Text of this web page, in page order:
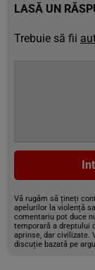
LASĂ UN
Trebuie să fii
Vă rugăm să țineți
apelurilor la violență
comentariu pot duce
temporară a dreptului
aprinse, dar civilizate.
discuție bazată pe